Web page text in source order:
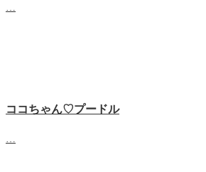
ココちゃん♡‬プードル